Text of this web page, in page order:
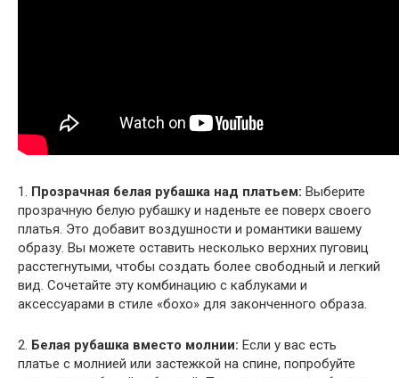
1. Прозрачная белая рубашка над платьем: Выберите
прозрачную белую рубашку и наденьте ее поверх своего
платья. Это добавит воздушности и романтики вашему
образу. Вы можете оставить несколько верхних пуговиц
расстегнутыми, чтобы создать более свободный и легкий
вид. Сочетайте эту комбинацию с каблуками и
аксессуарами в стиле «бохо» для законченного образа.
2. Белая рубашка вместо молнии: Если у вас есть
платье с молнией или застежкой на спине, попробуйте